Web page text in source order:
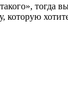
тогда
которую